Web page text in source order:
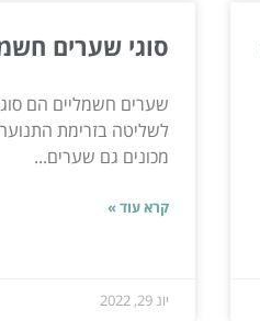
סוגי שערים
שערים חשמליים הם
לשליטה בזרימת
מכונים גם שערים...
קרא עוד »
יונ 29, 2022